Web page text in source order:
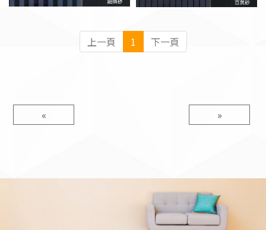
上一頁 1 下一頁
« »